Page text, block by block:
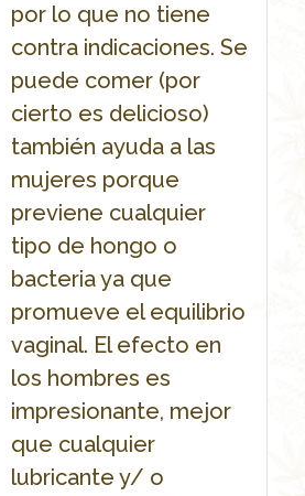
por lo que no tiene
contra indicaciones. Se
puede comer (por
cierto es delicioso)
también ayuda a las
mujeres porque
previene cualquier
tipo de hongo o
bacteria ya que
promueve el equilibrio
vaginal. El efecto en
los hombres es
impresionante, mejor
que cualquier
lubricante y/ o